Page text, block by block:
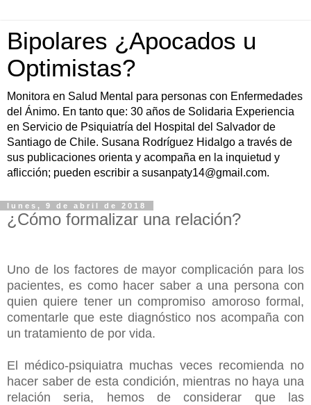
Bipolares ¿Apocados u
Optimistas?
Monitora en Salud Mental para personas con Enfermedades
del Ánimo. En tanto que: 30 años de Solidaria Experiencia
en Servicio de Psiquiatría del Hospital del Salvador de
Santiago de Chile. Susana Rodríguez Hidalgo a través de
sus publicaciones orienta y acompaña en la inquietud y
aflicción; pueden escribir a susanpaty14@gmail.com.
lunes, 9 de abril de 2018
¿Cómo formalizar una relación?
Uno de los factores de mayor complicación para los
pacientes, es como hacer saber a una persona con
quien quiere tener un compromiso amoroso formal,
comentarle que este diagnóstico nos acompaña con
un tratamiento de por vida.
El médico-psiquiatra muchas veces recomienda no
hacer saber de esta condición, mientras no haya una
relación seria, hemos de considerar que las